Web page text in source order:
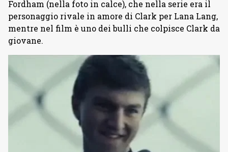
Fordham (nella foto in calce), che nella serie era il
personaggio rivale in amore di Clark per Lana Lang,
mentre nel film è uno dei bulli che colpisce Clark da
giovane.